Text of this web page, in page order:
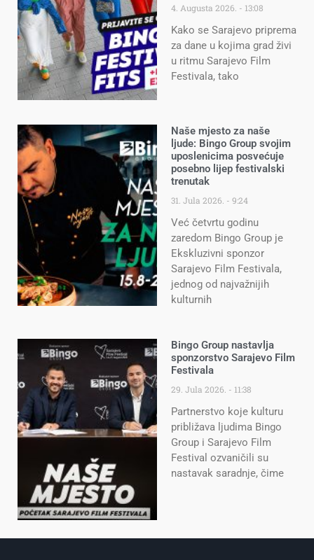
4. Augusta 2026. 13:08
Kako se Sarajevo priprema
za dane u kojima grad živi
u ritmu Sarajevo Film
Festivala, tako
Naše mjesto za naše
ljude: Bingo Group svojim
uposlenicima posvećuje
posebno lijep festivalski
trenutak
31. Jula 2026. 9:24
Već četvrtu godinu
zaredom Bingo Group je
Ekskluzivni sponzor
Sarajevo Film Festivala,
jednog od najvažnijih
kulturnih
Bingo Group nastavlja
sponzorstvo Sarajevo Film
Festivala
29. Jula 2026. 11:38
Partnerstvo koje kulturu
približava ljudima Bingo
Group i Sarajevo Film
Festival ozvaničili su
nastavak saradnje, čime